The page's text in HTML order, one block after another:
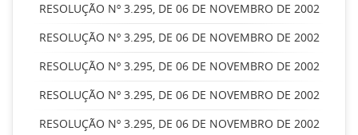
RESOLUÇÃO Nº 3.295, DE 06 DE NOVEMBRO DE 2002
RESOLUÇÃO Nº 3.295, DE 06 DE NOVEMBRO DE 2002
RESOLUÇÃO Nº 3.295, DE 06 DE NOVEMBRO DE 2002
RESOLUÇÃO Nº 3.295, DE 06 DE NOVEMBRO DE 2002
RESOLUÇÃO Nº 3.295, DE 06 DE NOVEMBRO DE 2002